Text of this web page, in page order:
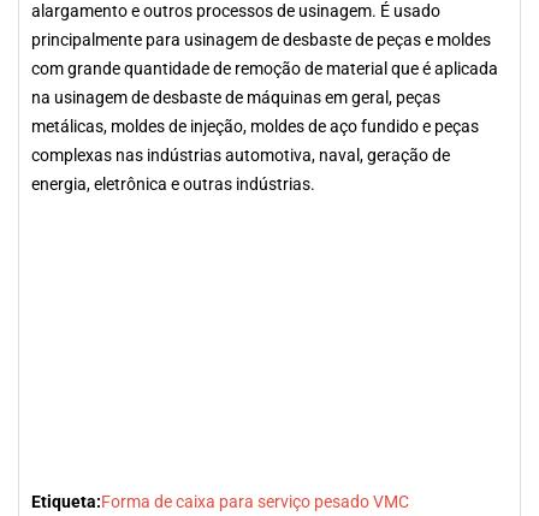
alargamento e outros processos de usinagem. É usado
principalmente para usinagem de desbaste de peças e moldes
com grande quantidade de remoção de material que é aplicada
na usinagem de desbaste de máquinas em geral, peças
metálicas, moldes de injeção, moldes de aço fundido e peças
complexas nas indústrias automotiva, naval, geração de
energia, eletrônica e outras indústrias.
Etiqueta:Forma de caixa para serviço pesado VMC